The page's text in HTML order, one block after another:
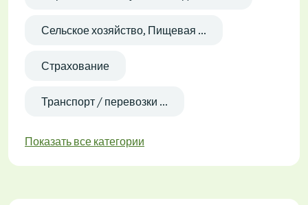
Сельское хозяйство, Пищевая ...
Страхование
Транспорт / перевозки ...
Показать все категории